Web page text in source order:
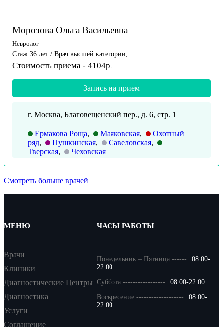
Морозова Ольга Васильевна
Невролог
Стаж 36 лет / Врач высшей категории,
Стоимость приема - 4104р.
Запись на прием
г. Москва, Благовещенский пер., д. 6, стр. 1
Ермакова Роща, Маяковская,
Охотный
ряд, Пушкинская, Савеловская,
Тверская, Чеховская
Смотреть больше врачей
МЕНЮ
Врачи
Клиники
Диагностические Центры
Диагностика
Услуги
Соглашение
ЧАСЫ РАБОТЫ
Понедельник – Пятница ------
08:00-
22:00
Суббота -----------------
08:00-22:00
Воскресение -------------------
08:00-
22:00